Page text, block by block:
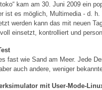
kam am 30. Juni 2009 ein
ist es möglich, Multimedia - d.
werden kann das mit neuen
einsetzt, kontrolliert und
fast wie Sand am Meer. Jede
auch andere, weniger
mit User-Mode-